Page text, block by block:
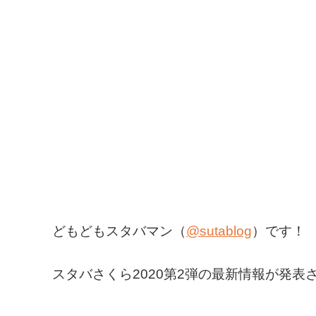
どもどもスタバマン（@sutablog）です！
スタバさくら2020第2弾の最新情報が発表